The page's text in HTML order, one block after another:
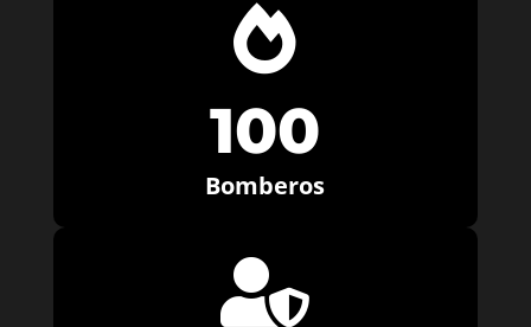

100
Bomberos
